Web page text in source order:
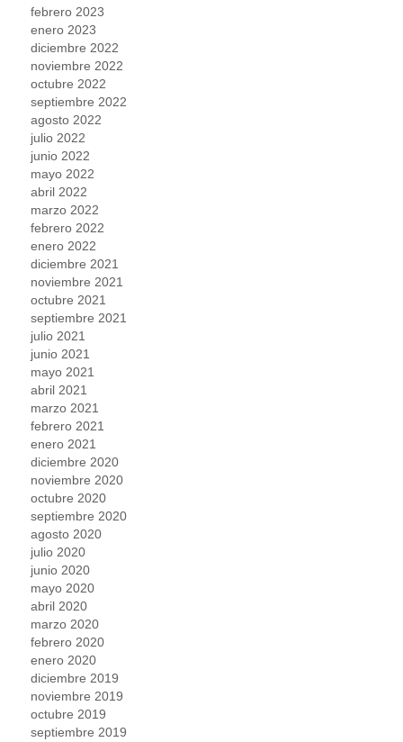
febrero 2023
enero 2023
diciembre 2022
noviembre 2022
octubre 2022
septiembre 2022
agosto 2022
julio 2022
junio 2022
mayo 2022
abril 2022
marzo 2022
febrero 2022
enero 2022
diciembre 2021
noviembre 2021
octubre 2021
septiembre 2021
julio 2021
junio 2021
mayo 2021
abril 2021
marzo 2021
febrero 2021
enero 2021
diciembre 2020
noviembre 2020
octubre 2020
septiembre 2020
agosto 2020
julio 2020
junio 2020
mayo 2020
abril 2020
marzo 2020
febrero 2020
enero 2020
diciembre 2019
noviembre 2019
octubre 2019
septiembre 2019